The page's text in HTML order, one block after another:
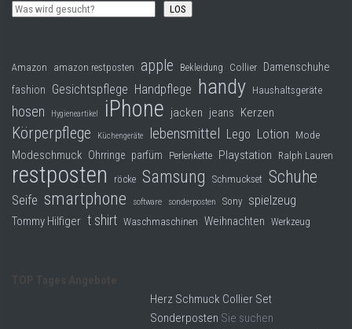
LOS
Amazon amazon restposten apple Bekleidung Collier Damenschuhe
fashion Gesichtspflege Handpflege handy Haushaltsgeräte
hosen Hygieneartikel iPhone jacken jeans Kerzen
Körperpflege Küchengeräte lebensmittel Lego Lotion Mode
Modeschmuck Ohrringe parfüm Perlenkette Playstation Ralph Lauren
restposten röcke Samsung Schmuckset Schuhe
Seife smartphone software sonderposten Sony spielzeug
Tommy Hilfiger t shirt Waschmaschinen Weihnachten Werkzeug
Herz Schmuck Collier Set
Sonderposten Sie suchen